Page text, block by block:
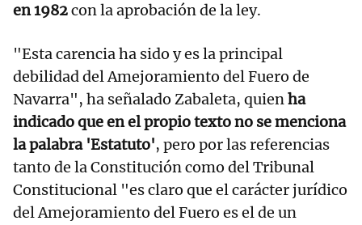
en 1982con la aprobación de la ley.
"Esta carencia ha sido y es la principal
debilidad del Amejoramiento del Fuero de
Navarra", ha señalado Zabaleta, quienha
indicado que en el propio texto no se menciona
la palabra 'Estatuto', pero por las referencias
tanto de la Constitución como del Tribunal
Constitucional "es claro que el carácter jurídico
del Amejoramiento del Fuero es el de un